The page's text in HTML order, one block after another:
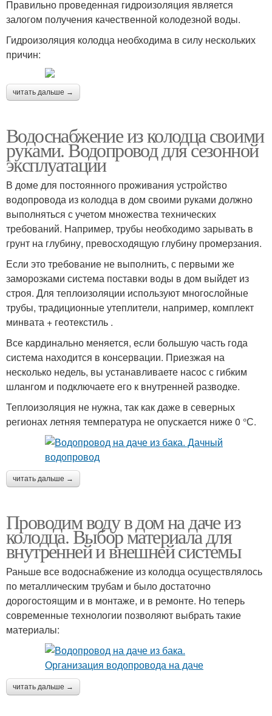
Правильно проведенная гидроизоляция является
залогом получения качественной колодезной воды.
Гидроизоляция колодца необходима в силу нескольких
причин:
читать дальше →
Водоснабжение из колодца своими
руками. Водопровод для сезонной
эксплуатации
В доме для постоянного проживания устройство
водопровода из колодца в дом своими руками должно
выполняться с учетом множества технических
требований. Например, трубы необходимо зарывать в
грунт на глубину, превосходящую глубину промерзания.
Если это требование не выполнить, с первыми же
заморозками система поставки воды в дом выйдет из
строя. Для теплоизоляции используют многослойные
трубы, традиционные утеплители, например, комплект
минвата + геотекстиль .
Все кардинально меняется, если большую часть года
система находится в консервации. Приезжая на
несколько недель, вы устанавливаете насос с гибким
шлангом и подключаете его к внутренней разводке.
Теплоизоляция не нужна, так как даже в северных
регионах летняя температура не опускается ниже 0 °С.
читать дальше →
Проводим воду в дом на даче из
колодца. Выбор материала для
внутренней и внешней системы
Раньше все водоснабжение из колодца осуществлялось
по металлическим трубам и было достаточно
дорогостоящим и в монтаже, и в ремонте. Но теперь
современные технологии позволяют выбрать такие
материалы:
читать дальше →